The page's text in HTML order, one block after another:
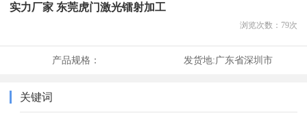
实力厂家 东莞虎门激光镭射加工
浏览次数： 79次
产品规格： 发货地:广东省深圳市
关键词